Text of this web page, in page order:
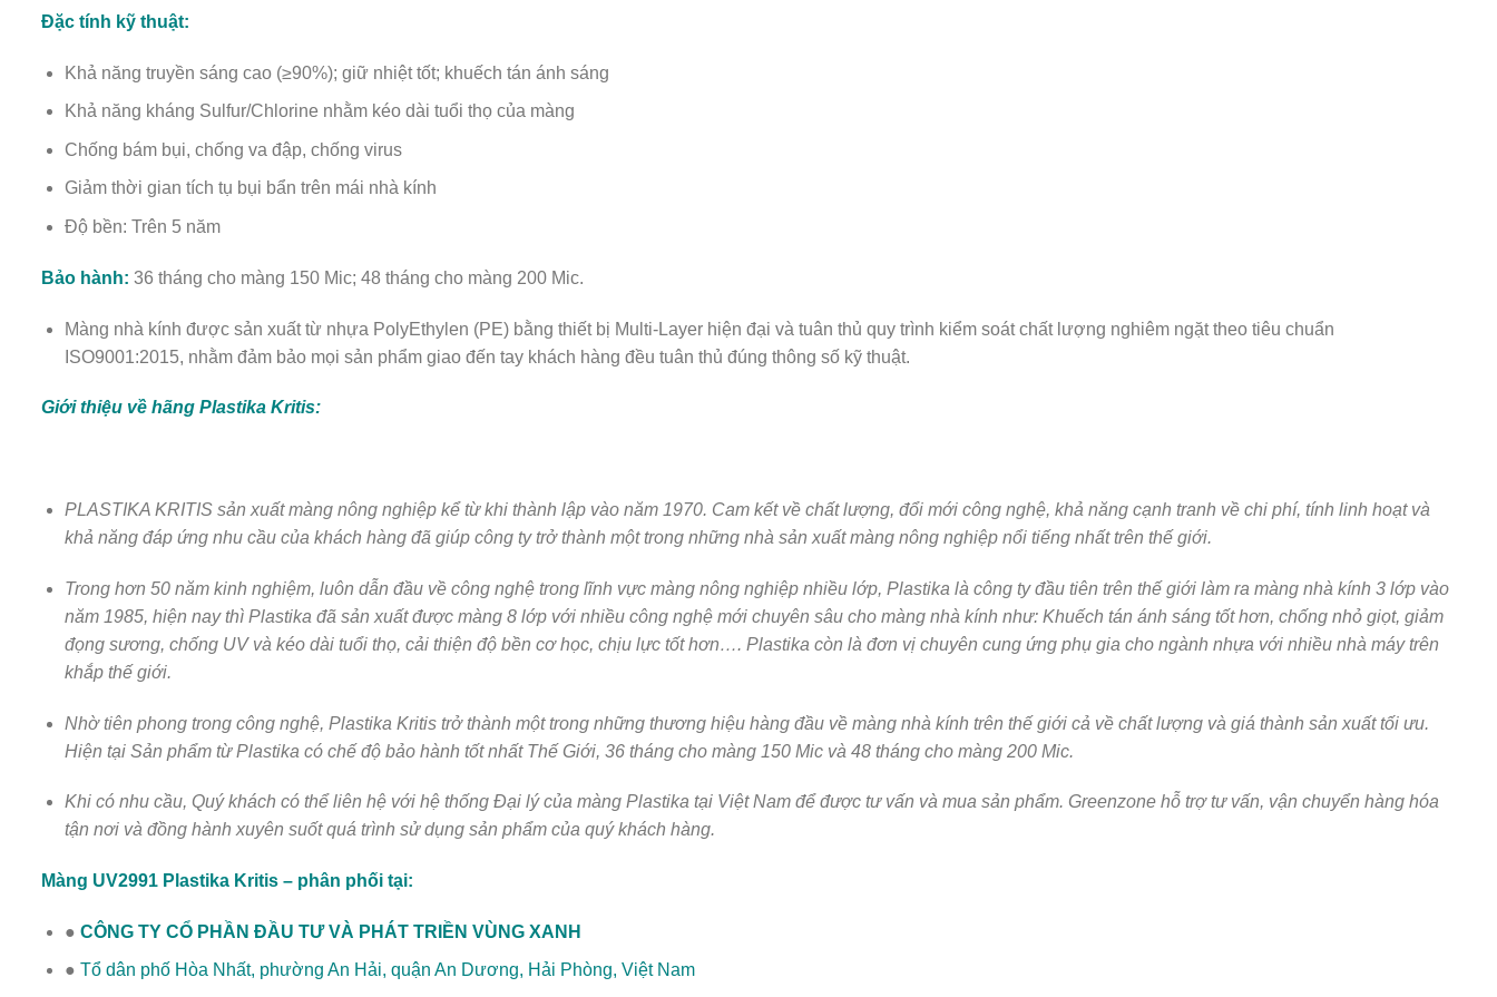
Đặc tính kỹ thuật:
Khả năng truyền sáng cao (≥90%); giữ nhiệt tốt; khuếch tán ánh sáng
Khả năng kháng Sulfur/Chlorine nhằm kéo dài tuổi thọ của màng
Chống bám bụi, chống va đập, chống virus
Giảm thời gian tích tụ bụi bẩn trên mái nhà kính
Độ bền: Trên 5 năm
Bảo hành: 36 tháng cho màng 150 Mic; 48 tháng cho màng 200 Mic.
Màng nhà kính được sản xuất từ nhựa PolyEthylen (PE) bằng thiết bị Multi-Layer hiện đại và tuân thủ quy trình kiểm soát chất lượng nghiêm ngặt theo tiêu chuẩn
ISO9001:2015, nhằm đảm bảo mọi sản phẩm giao đến tay khách hàng đều tuân thủ đúng thông số kỹ thuật.
Giới thiệu về hãng Plastika Kritis:
PLASTIKA KRITIS sản xuất màng nông nghiệp kể từ khi thành lập vào năm 1970. Cam kết về chất lượng, đổi mới công nghệ, khả năng cạnh tranh về chi phí, tính linh hoạt và
khả năng đáp ứng nhu cầu của khách hàng đã giúp công ty trở thành một trong những nhà sản xuất màng nông nghiệp nổi tiếng nhất trên thế giới.
Trong hơn 50 năm kinh nghiệm, luôn dẫn đầu về công nghệ trong lĩnh vực màng nông nghiệp nhiều lớp, Plastika là công ty đầu tiên trên thế giới làm ra màng nhà kính 3 lớp vào
năm 1985, hiện nay thì Plastika đã sản xuất được màng 8 lớp với nhiều công nghệ mới chuyên sâu cho màng nhà kính như: Khuếch tán ánh sáng tốt hơn, chống nhỏ giọt, giảm
đọng sương, chống UV và kéo dài tuổi thọ, cải thiện độ bền cơ học, chịu lực tốt hơn…. Plastika còn là đơn vị chuyên cung ứng phụ gia cho ngành nhựa với nhiều nhà máy trên
khắp thế giới.
Nhờ tiên phong trong công nghệ, Plastika Kritis trở thành một trong những thương hiệu hàng đầu về màng nhà kính trên thế giới cả về chất lượng và giá thành sản xuất tối ưu.
Hiện tại Sản phẩm từ Plastika có chế độ bảo hành tốt nhất Thế Giới, 36 tháng cho màng 150 Mic và 48 tháng cho màng 200 Mic.
Khi có nhu cầu, Quý khách có thể liên hệ với hệ thống Đại lý của màng Plastika tại Việt Nam để được tư vấn và mua sản phẩm. Greenzone hỗ trợ tư vấn, vận chuyển hàng hóa
tận nơi và đồng hành xuyên suốt quá trình sử dụng sản phẩm của quý khách hàng.
Màng UV2991 Plastika Kritis – phân phối tại:
● CÔNG TY CỔ PHẦN ĐẦU TƯ VÀ PHÁT TRIỀN VÙNG XANH
● Tổ dân phố Hòa Nhất, phường An Hải, quận An Dương, Hải Phòng, Việt Nam